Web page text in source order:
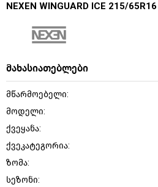
NEXEN WINGUARD ICE 215/
მახასიათებლები
მწარმოებელი:
მოდელი:
ქვეყანა:
ქვეკატეგორია:
ზომა:
სეზონი: